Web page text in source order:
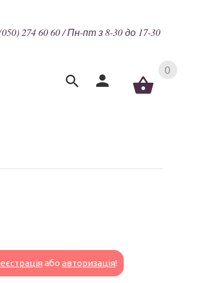
274 60 60 / Пн-пт з 8-30 до 17-30
0
або авторизація!